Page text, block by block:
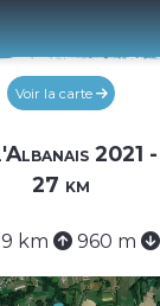
Voir la carte
2021
27 km
km 960 m